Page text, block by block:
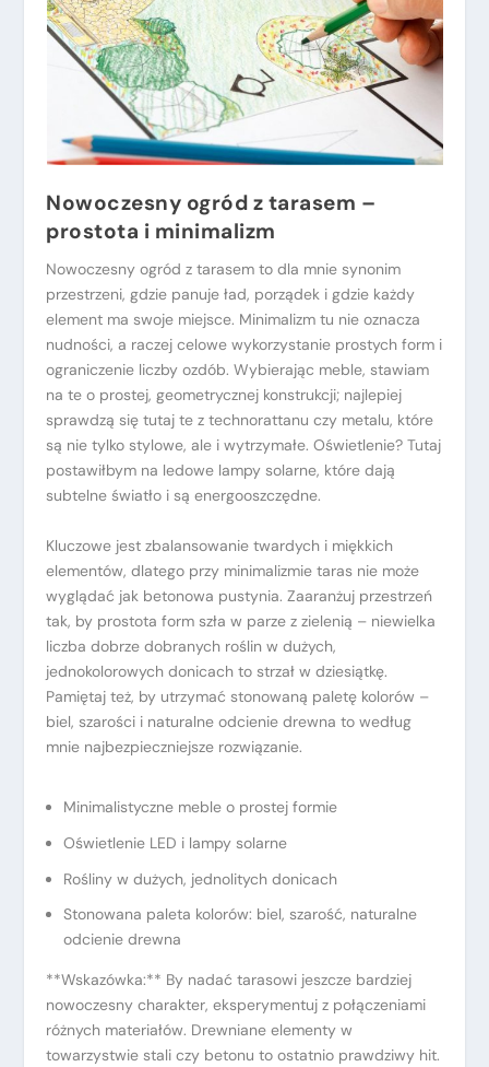
Nowoczesny ogród z tarasem –
prostota i minimalizm
Nowoczesny ogród z tarasem to dla mnie synonim
przestrzeni, gdzie panuje ład, porządek i gdzie każdy
element ma swoje miejsce. Minimalizm tu nie oznacza
nudności, a raczej celowe wykorzystanie prostych form i
ograniczenie liczby ozdób. Wybierając meble, stawiam
na te o prostej, geometrycznej konstrukcji; najlepiej
sprawdzą się tutaj te z technorattanu czy metalu, które
są nie tylko stylowe, ale i wytrzymałe. Oświetlenie? Tutaj
postawiłbym na ledowe lampy solarne, które dają
subtelne światło i są energooszczędne.
Kluczowe jest zbalansowanie twardych i miękkich
elementów, dlatego przy minimalizmie taras nie może
wyglądać jak betonowa pustynia. Zaaranżuj przestrzeń
tak, by prostota form szła w parze z zielenią – niewielka
liczba dobrze dobranych roślin w dużych,
jednokolorowych donicach to strzał w dziesiątkę.
Pamiętaj też, by utrzymać stonowaną paletę kolorów –
biel, szarości i naturalne odcienie drewna to według
mnie najbezpieczniejsze rozwiązanie.
Minimalistyczne meble o prostej formie
Oświetlenie LED i lampy solarne
Rośliny w dużych, jednolitych donicach
Stonowana paleta kolorów: biel, szarość, naturalne
odcienie drewna
**Wskazówka:** By nadać tarasowi jeszcze bardziej
nowoczesny charakter, eksperymentuj z połączeniami
różnych materiałów. Drewniane elementy w
towarzystwie stali czy betonu to ostatnio prawdziwy hit.